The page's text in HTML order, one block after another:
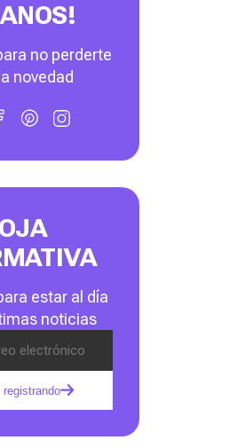
no perderte
novedad
estar al día
noticias
registrando